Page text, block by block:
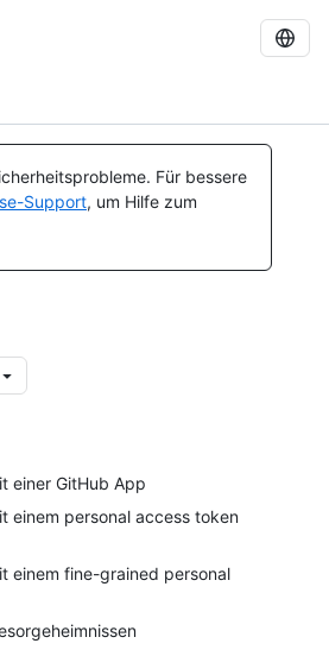
Für bessere
Support, um Hilfe zum
einer GitHub App
einem personal access token
einem fine-grained personal